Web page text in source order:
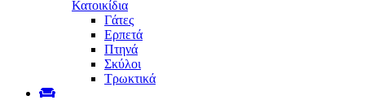
Κατοικίδια
Γάτες
Ερπετά
Πτηνά
Σκύλοι
Τρωκτικά